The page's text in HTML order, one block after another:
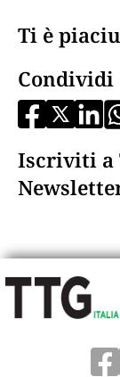
Ti è
Condividi
Iscriviti a